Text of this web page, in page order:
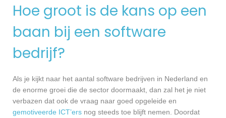
Hoe groot is de kans op een
baan bij een software
bedrijf?
Als je kijkt naar het aantal software bedrijven in Nederland en
de enorme groei die de sector doormaakt, dan zal het je niet
verbazen dat ook de vraag naar goed opgeleide en
gemotiveerde ICT’ers nog steeds toe blijft nemen. Doordat